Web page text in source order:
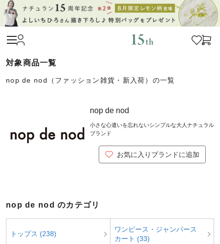
nop de nod（ファッション雑貨・新入荷）の一覧
nop de nod
小さな心遣いを忘れないシンプルな大人ナチュラル
ブランド
お気に入りブランドに追加
nop de nod のカテゴリ
トップス (238)
ワンピース・ジャンパース
カート (33)